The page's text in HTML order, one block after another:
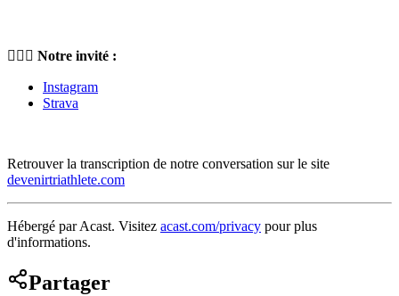
🏃🏼‍♀️ Notre invité :
Instagram
Strava
Retrouver la transcription de notre conversation sur le site
devenirtriathlete.com
Hébergé par Acast. Visitez acast.com/privacy pour plus
d'informations.
Partager